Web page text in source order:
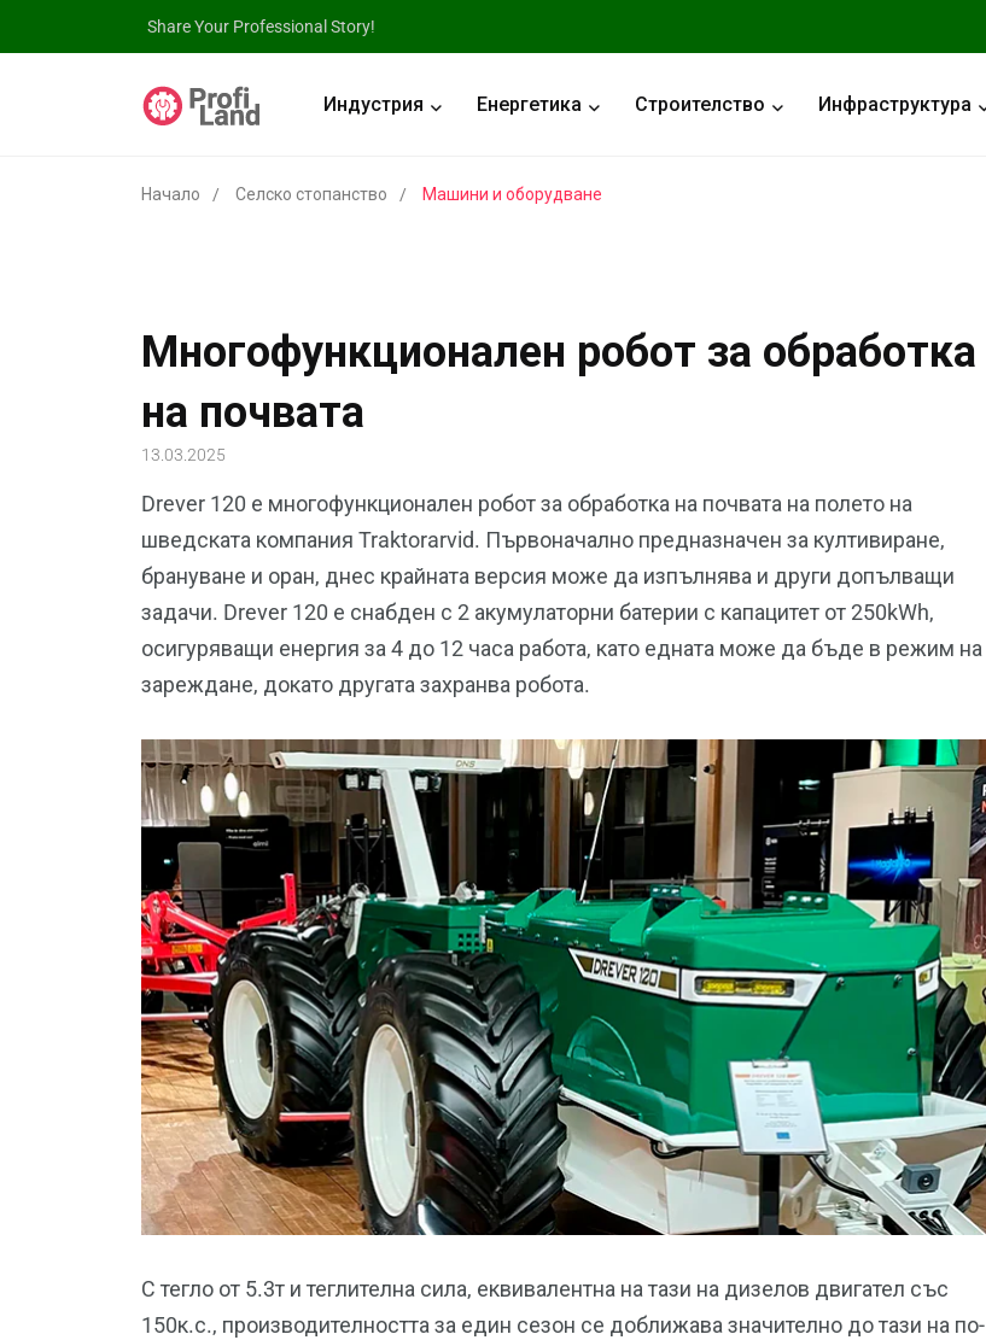
Share Your Professional Story!
Индустрия Енергетика Строителство Инфраструктура
Начало Селско стопанство Машини и оборудване
Многофункционален робот за обработка
на почвата
13.03.2025
Drever 120 е многофункционален робот за обработка на почвата на полето на
шведската компания Traktorarvid. Първоначално предназначен за култивиране,
брануване и оран, днес крайната версия може да изпълнява и други допълващи
задачи. Drever 120 е снабден с 2 акумулаторни батерии с капацитет от 250kWh,
осигуряващи енергия за 4 до 12 часа работа, като едната може да бъде в режим на
зареждане, докато другата захранва робота.
С тегло от 5.3т и теглителна сила, еквивалентна на тази на дизелов двигател със
150к.с., производителността за един сезон се доближава значително до тази на по-